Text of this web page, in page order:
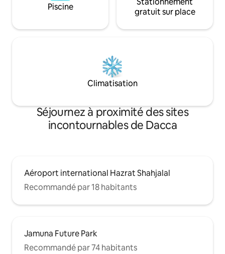
Piscine
gratuit sur place
Climatisation
Séjournez à proximité des sites
incontournables de Dacca
Aéroport international Hazrat Shahjalal
Recommandé par 18 habitants
Jamuna Future Park
Recommandé par 74 habitants